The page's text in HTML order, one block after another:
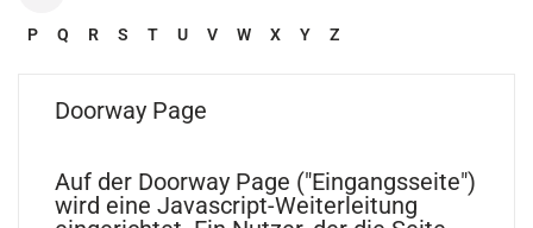
P Q R S T U V W X Y Z
Doorway Page
Auf der Doorway Page ("Eingangsseite")
wird eine Javascript-Weiterleitung